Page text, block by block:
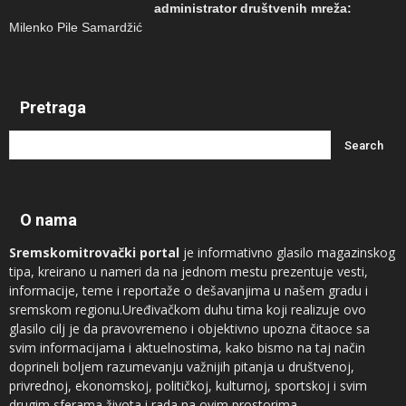
administrator društvenih mreža:
Milenko Pile Samardžić
Pretraga
O nama
Sremskomitrovački portal je informativno glasilo magazinskog
tipa, kreirano u nameri da na jednom mestu prezentuje vesti,
informacije, teme i reportaže o dešavanjima u našem gradu i
sremskom regionu.Uređivačkom duhu tima koji realizuje ovo
glasilo cilj je da pravovremeno i objektivno upozna čitaoce sa
svim informacijama i aktuelnostima, kako bismo na taj način
doprineli boljem razumevanju važnijih pitanja u društvenoj,
privrednoj, ekonomskoj, političkoj, kulturnoj, sportskoj i svim